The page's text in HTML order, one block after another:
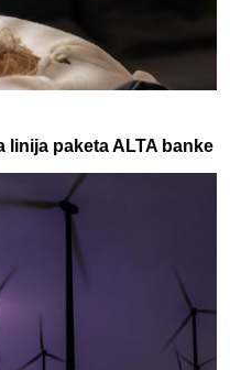
linija paketa ALTA banke